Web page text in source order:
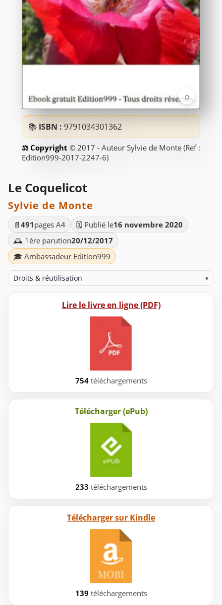
⌕
📚 ISBN : 9791034301362
© 2017 - Auteur Sylvie de Monte (Ref :
Edition999-2017-2247-6)
Le Coquelicot
Sylvie de Monte
📄 491pages A4 🗓️ Publié le16 novembre 2020
🕰️ 1ère parution20/12/2017
🎓 Ambassadeur Edition999
Droits & réutilisation ▾
Lire le livre en ligne (PDF)
754téléchargements
Télécharger (ePub)
233 téléchargements
Télécharger sur Kindle
139 téléchargements